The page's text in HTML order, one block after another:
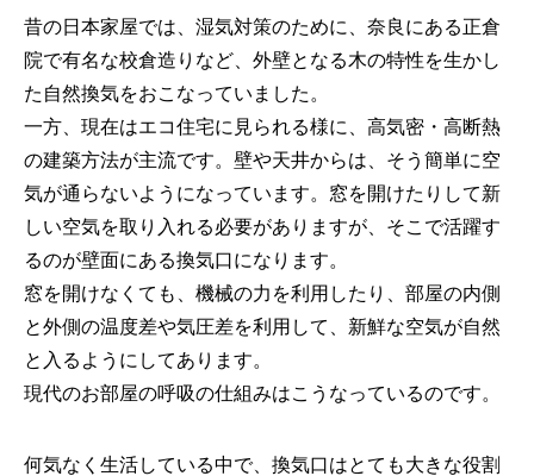
昔の日本家屋では、湿気対策のために、奈良にある正倉
院で有名な校倉造りなど、外壁となる木の特性を生かし
た自然換気をおこなっていました。
一方、現在はエコ住宅に見られる様に、高気密・高断熱
の建築方法が主流です。壁や天井からは、そう簡単に空
気が通らないようになっています。窓を開けたりして新
しい空気を取り入れる必要がありますが、そこで活躍す
るのが壁面にある換気口になります。
窓を開けなくても、機械の力を利用したり、部屋の内側
と外側の温度差や気圧差を利用して、新鮮な空気が自然
と入るようにしてあります。
現代のお部屋の呼吸の仕組みはこうなっているのです。
何気なく生活している中で、換気口はとても大きな役割